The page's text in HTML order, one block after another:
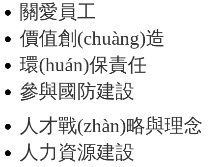
關愛員工
價值創(chuàng)造
環(huán)保責任
參與國防建設
人才戰(zhàn)略與理念
人力資源建設